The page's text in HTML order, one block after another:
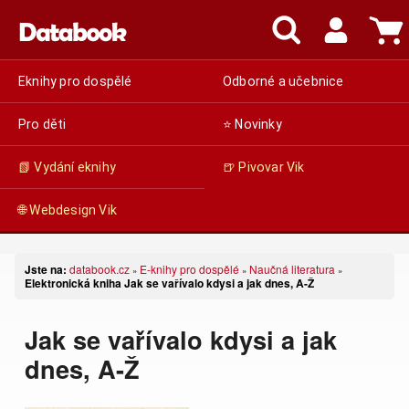
Eknihy pro dospělé Odborné a učebnice
Pro děti ⭐ Novinky
📗 Vydání eknihy 🍺 Pivovar Vik
🌐 Webdesign Vik
Jste na: databook.cz » E-knihy pro dospělé » Naučná literatura »
Elektronická kniha Jak se vařívalo kdysi a jak dnes, A-Ž
Jak se vařívalo kdysi a jak
dnes, A-Ž